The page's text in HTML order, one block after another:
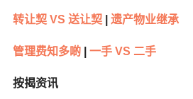
转让契 VS 送让契| 遗产物业继承
管理费知多啲| 一手 VS 二手
按揭资讯